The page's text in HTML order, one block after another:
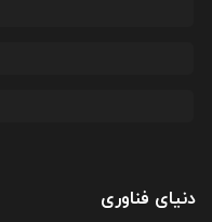
دنیای فناوری